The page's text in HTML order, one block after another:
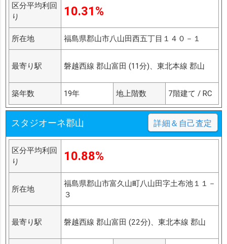
区分平均利回
り
10.31%
所在地 福島県郡山市八山田西五丁目１４０－１
最寄り駅 磐越西線 郡山富田 (11分)、東北本線 郡山
築年数 19年 地上階数 7階建て / RC
スタジオーネ郡山 詳細＆自己査定
区分平均利回
り
10.88%
所在地
福島県郡山市富久山町八山田字土布池１１－
３
最寄り駅 磐越西線 郡山富田 (22分)、東北本線 郡山